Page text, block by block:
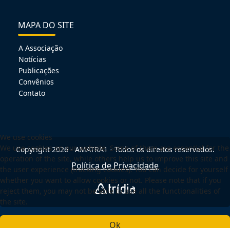
MAPA DO SITE
A Associação
Notícias
Publicações
Convênios
Contato
Copyright 2026 - AMATRA1 - Todos os direitos reservados.
Política de Privacidade
We use cookies
We use cookies on our website. Some of them are essential for the
operation of the site, while others help us to improve this site and
the user experience (tracking cookies). You can decide for yourself
whether you want to allow cookies or not. Please note that if you
reject them, you may not be able to use all the functionalities of
the site.
Ok